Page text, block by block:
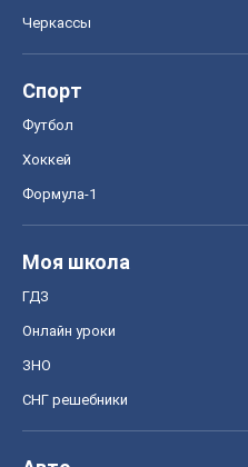
Черкассы
Спорт
Футбол
Хоккей
Формула-1
Моя школа
ГДЗ
Онлайн уроки
ЗНО
СНГ решебники